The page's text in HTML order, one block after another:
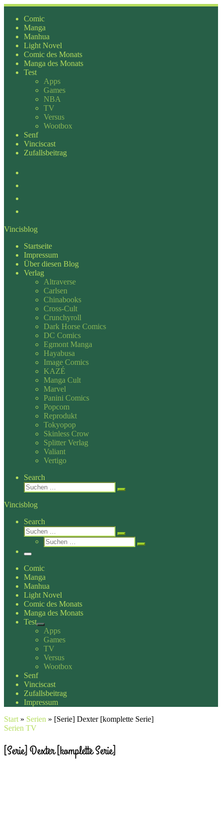
Zum
Inhalt
springen
Comic
Manga
Manhua
Light Novel
Comic des Monats
Manga des Monats
Test
Apps
Games
NBA
TV
Versus
Wootbox
Senf
Vinciscast
Zufallsbeitrag
Vincisblog
Startseite
Impressum
Über diesen Blog
Verlag
Altraverse
Carlsen
Chinabooks
Cross-Cult
Crunchyroll
Dark Horse Comics
DC Comics
Egmont Manga
Hayabusa
Image Comics
KAZÉ
Manga Cult
Marvel
Panini Comics
Popcom
Reprodukt
Tokyopop
Skinless Crow
Splitter Verlag
Valiant
Vertigo
Search
Suche
Suchen …
Vincisblog
Search
Suche
Suchen …
Suche
Suchen …
Menü
Comic
Manga
Manhua
Light Novel
Comic des Monats
Manga des Monats
Test
Apps
Games
TV
Versus
Wootbox
Senf
Vinciscast
Zufallsbeitrag
Impressum
Start » Serien » [Serie] Dexter [komplette Serie]
Serien TV
[Serie] Dexter [komplette Serie]